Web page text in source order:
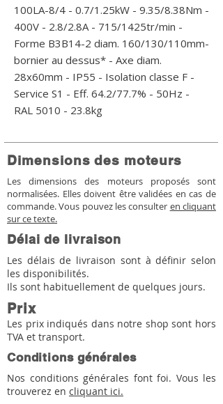
100LA-8/4 - 0.7/1.25kW - 9.35/8.38Nm -
400V - 2.8/2.8A - 715/1425tr/min -
Forme B3B14-2 diam. 160/130/110mm-
bornier au dessus* - Axe diam.
28x60mm - IP55 - Isolation classe F -
Service S1 - Eff. 64.2/77.7% - 50Hz -
RAL 5010 - 23.8kg
Dimensions des moteurs
Les dimensions des moteurs proposés sont
normalisées. Elles doivent être validées en cas de
commande. Vous pouvez les consulter en cliquant
sur ce texte.
Délai de livraison
Les délais de livraison sont à définir selon
les disponibilités.
Ils sont habituellement de quelques jours.
Prix
Les prix indiqués dans notre shop sont hors
TVA et transport.
Conditions générales
Nos conditions générales font foi. Vous les
trouverez en cliquant ici.